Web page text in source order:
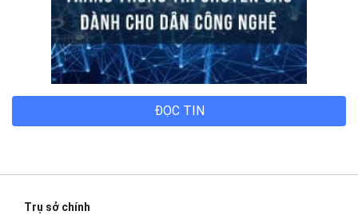
ĐỌC TIN
Trụ sở chính